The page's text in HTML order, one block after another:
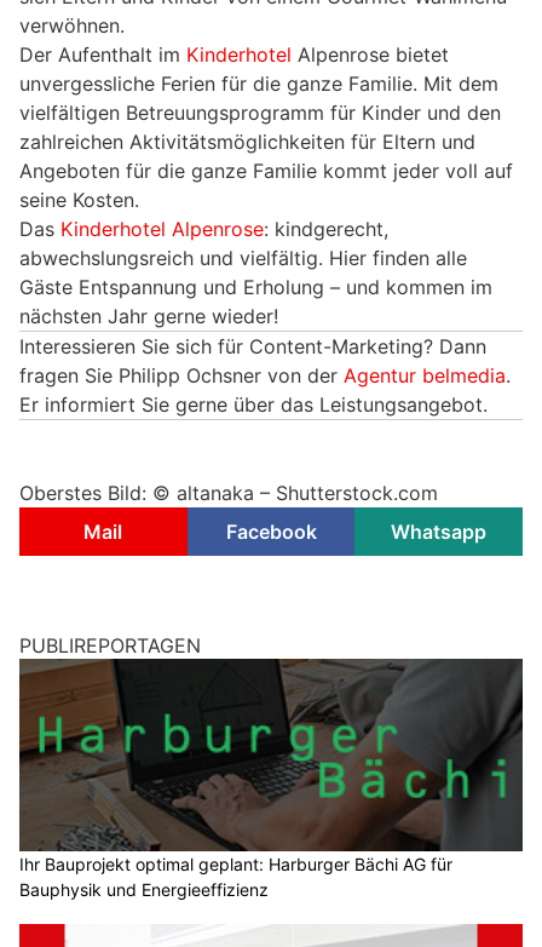
verwöhnen.
Der Aufenthalt im Kinderhotel Alpenrose bietet
unvergessliche Ferien für die ganze Familie. Mit dem
vielfältigen Betreuungsprogramm für Kinder und den
zahlreichen Aktivitätsmöglichkeiten für Eltern und
Angeboten für die ganze Familie kommt jeder voll auf
seine Kosten.
Das Kinderhotel Alpenrose: kindgerecht,
abwechslungsreich und vielfältig. Hier finden alle
Gäste Entspannung und Erholung – und kommen im
nächsten Jahr gerne wieder!
Interessieren Sie sich für Content-Marketing? Dann
fragen Sie Philipp Ochsner von der Agentur belmedia.
Er informiert Sie gerne über das Leistungsangebot.
Oberstes Bild: © altanaka – Shutterstock.com
Mail
Facebook Whatsapp
PUBLIREPORTAGEN
Ihr Bauprojekt optimal geplant: Harburger Bächi AG für
Bauphysik und Energieeffizienz